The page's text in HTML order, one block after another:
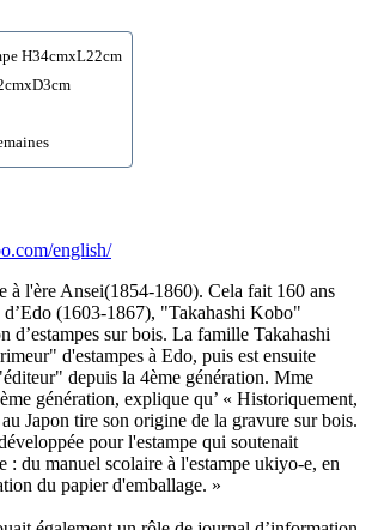
H34cmxL22cm
english/
à l'ère Ansei(1854-1860). Cela fait 160 ans
d’Edo (1603-1867), "Takahashi Kobo"
d’estampes sur bois. La famille Takahashi
d'estampes à Edo, puis est ensuite
depuis la 4ème génération. Mme
génération, explique qu’ « Historiquement,
Japon tire son origine de la gravure sur bois.
pour l'estampe qui soutenait
: du manuel scolaire à l'estampe ukiyo-e, en
du papier d'emballage. »